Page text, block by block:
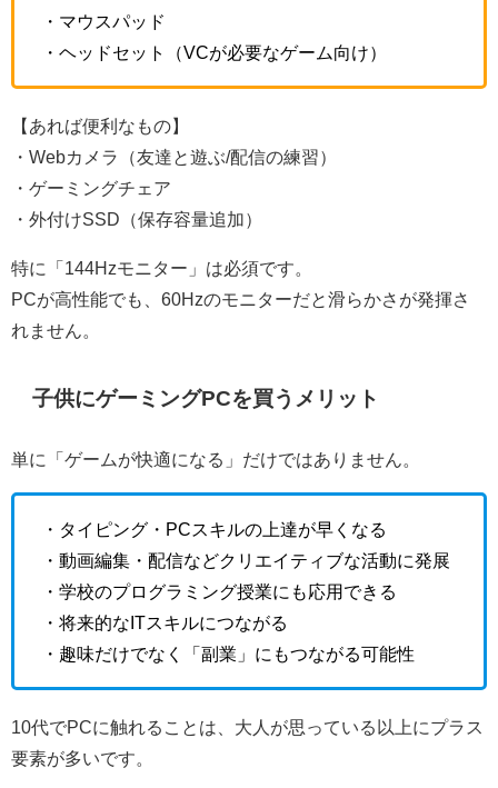
・マウスパッド
・ヘッドセット（VCが必要なゲーム向け）
【あれば便利なもの】
・Webカメラ（友達と遊ぶ/配信の練習）
・ゲーミングチェア
・外付けSSD（保存容量追加）
特に「144Hzモニター」は必須です。
PCが高性能でも、60Hzのモニターだと滑らかさが発揮さ
れません。
子供にゲーミングPCを買うメリット
単に「ゲームが快適になる」だけではありません。
・タイピング・PCスキルの上達が早くなる
・動画編集・配信などクリエイティブな活動に発展
・学校のプログラミング授業にも応用できる
・将来的なITスキルにつながる
・趣味だけでなく「副業」にもつながる可能性
10代でPCに触れることは、大人が思っている以上にプラス
要素が多いです。